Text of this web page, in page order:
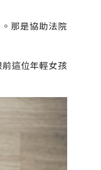
。那是協助法院
這位年輕女孩